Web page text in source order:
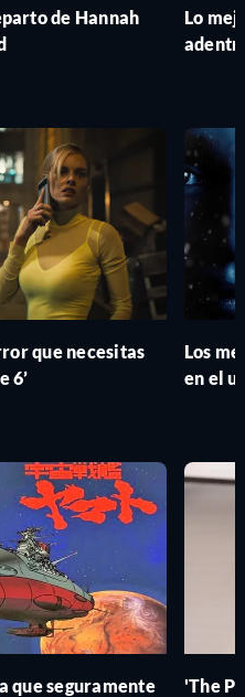
de Hannah
Lo
que necesitas
6’
Los
en el
que seguramente
'The